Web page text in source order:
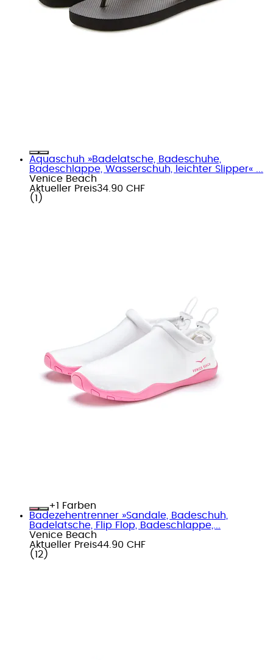
Aquaschuh »Badelatsche, Badeschuhe,
Badeschlappe, Wasserschuh, leichter Slipper« ...
Venice Beach
Aktueller Preis34.90 CHF
( 1 )
+
Farben
Badezehentrenner »Sandale, Badeschuh,
Badelatsche, Flip Flop, Badeschlappe,...
Venice Beach
Aktueller Preis44.90 CHF
( 12 )